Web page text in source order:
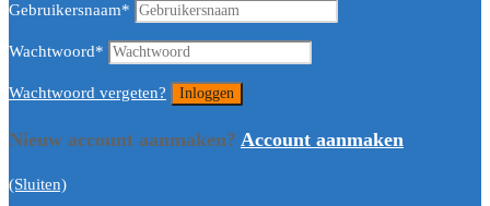
Gebruikersnaam*
Wachtwoord*
Wachtwoord vergeten?
Nieuw account aanmaken? Account aanmaken
(Sluiten)